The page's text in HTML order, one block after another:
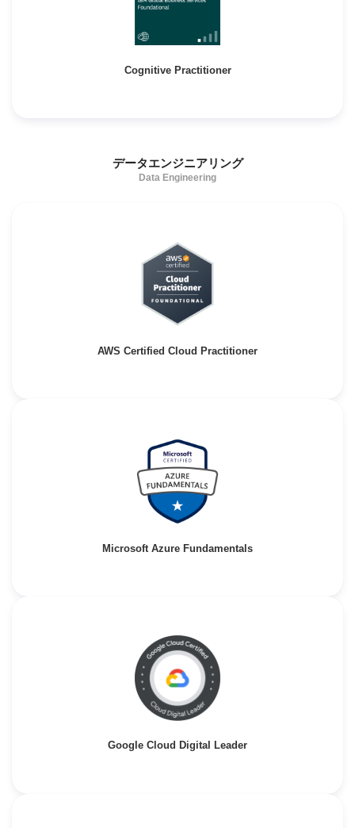
Cognitive Practitioner
データエンジニアリング
Data Engineering
AWS Certified Cloud Practitioner
Microsoft Azure Fundamentals
Google Cloud Digital Leader